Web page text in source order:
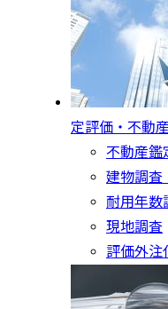
定評価・不動
不動産鑑
建物調査
耐用年数
現地調査
評価外注